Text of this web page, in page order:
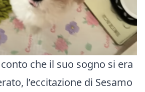
che il suo sogno si era
l’eccitazione di Sesamo